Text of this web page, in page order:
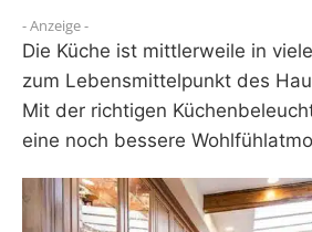
FREIZEIT
WERBUNG
WEBRADIO
- Anzeige -
Die Küche ist mittlerweile in
zum Lebensmittelpunkt des
Mit der richtigen
eine noch bessere